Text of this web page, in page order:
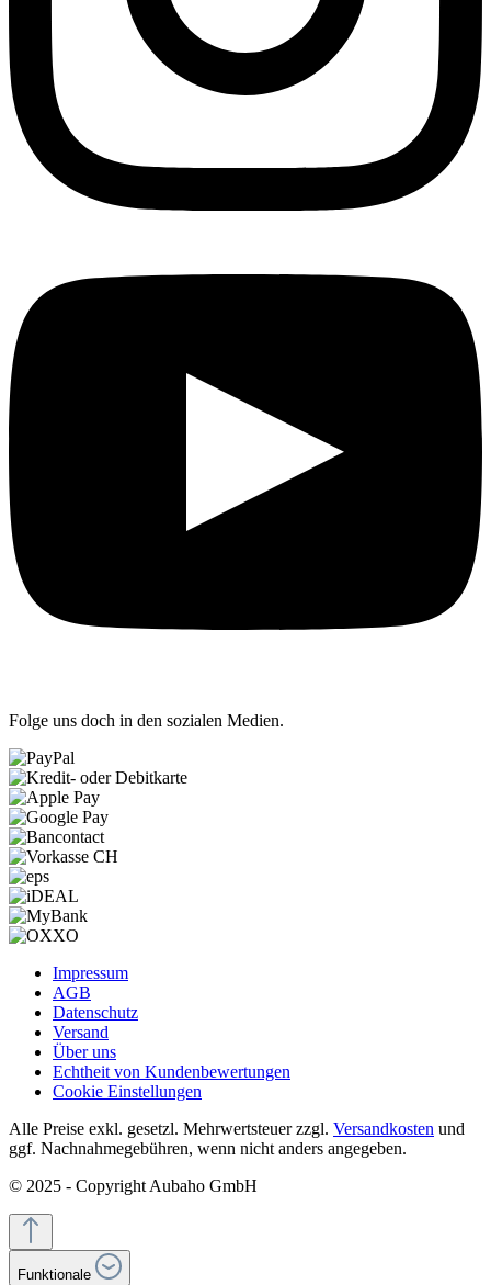
Folge uns doch in den sozialen Medien.
Impressum
AGB
Datenschutz
Versand
Über uns
Echtheit von Kundenbewertungen
Cookie Einstellungen
Alle Preise exkl. gesetzl. Mehrwertsteuer zzgl. Versandkosten und
ggf. Nachnahmegebühren, wenn nicht anders angegeben.
© 2025 - Copyright Aubaho GmbH
Funktionale